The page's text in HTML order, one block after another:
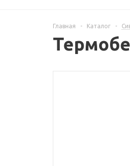
Главная - Каталог -